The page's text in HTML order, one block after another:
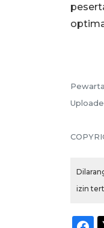
izin